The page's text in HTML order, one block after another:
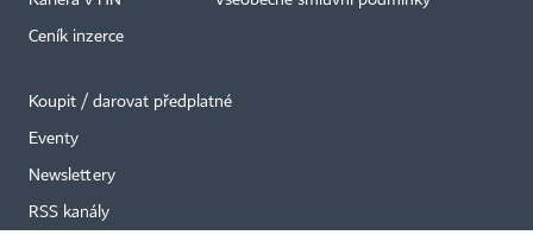
Ceník inzerce
Koupit / darovat předplatné
Eventy
Newslettery
RSS kanály